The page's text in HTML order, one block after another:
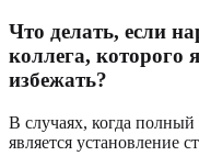
Что делать, если
коллега, которого
избежать?
В случаях, когда
является установление